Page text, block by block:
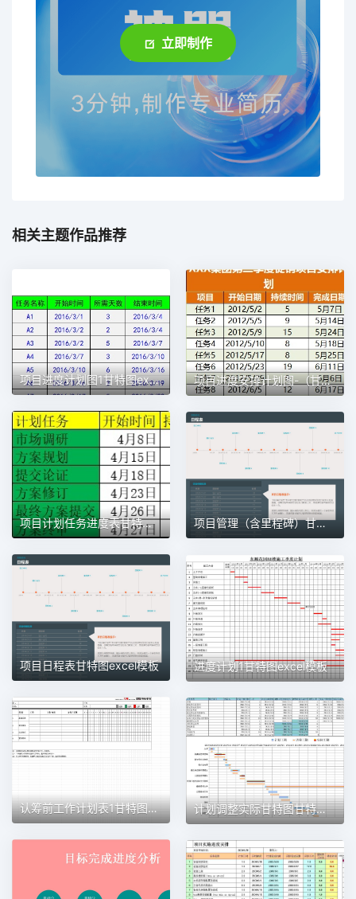
立即制作
相关主题作品推荐
项目进度计划图1甘特图excel模板 项目进度安排计划图-（甘特图）1甘特图excel模板
项目计划任务进度表甘特图1甘特图excel模板 项目管理（含里程碑）甘特图excel模板
项目日程表甘特图excel模板 进度计划1甘特图excel模板
认筹前工作计划表1甘特图excel模板 计划调整实际甘特图甘特图excel模板